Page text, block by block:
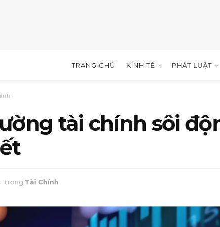
TRANG CHỦ KINH TẾ PHÁT LUẬT
tài chính sôi
trong Tài Chính